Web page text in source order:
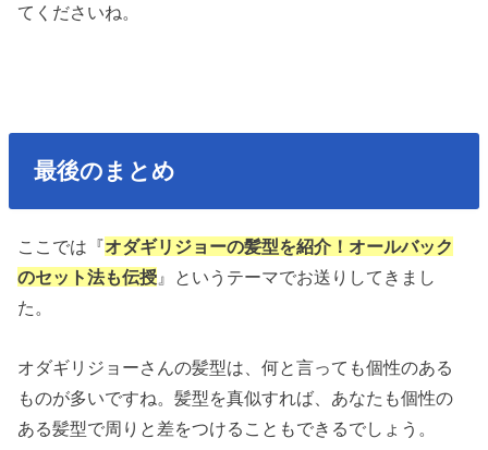
てくださいね。
最後のまとめ
ここでは『オダギリジョーの髪型を紹介！オールバック
のセット法も伝授 』というテーマでお送りしてきまし
た。
オダギリジョーさんの髪型は、何と言っても個性のある
ものが多いですね。髪型を真似すれば、あなたも個性の
ある髪型で周りと差をつけることもできるでしょう。